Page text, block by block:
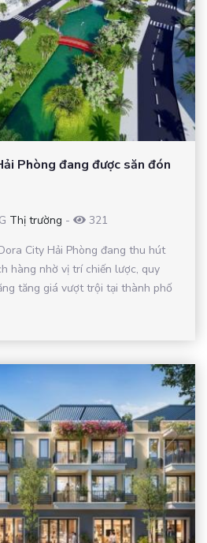
Phòng đang được săn đón
Thị trường -
321
City Hải Phòng đang thu hút
hàng nhờ vị trí chiến lược, quy
tăng giá vượt trội tại thành phố